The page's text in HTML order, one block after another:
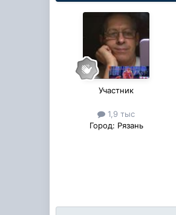
Участник
1,9 тыс
Город: Рязань